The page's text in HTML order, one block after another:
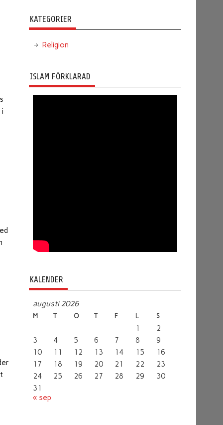
i
KATEGORIER
Religion
ISLAM FÖRKLARAD
KALENDER
augusti 2026
M T O T F L S
1
2
3
4 5 6 7 8
9
10
11 12 13 14 15
16
17
18 19 20 21 22
23
24
25 26 27 28 29
30
31
« sep